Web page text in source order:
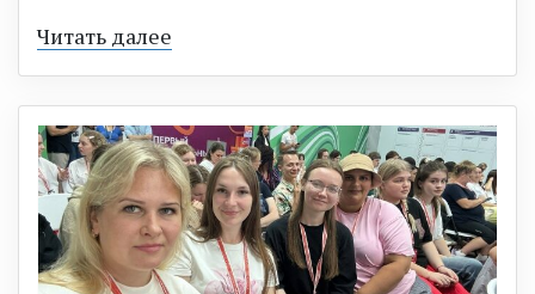
Читать далее